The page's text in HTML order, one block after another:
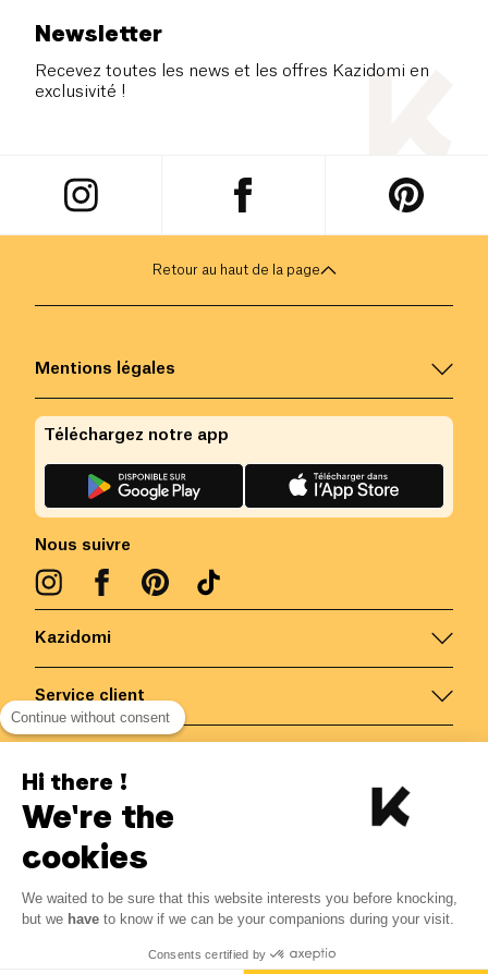
Newsletter
Recevez toutes les news et les offres Kazidomi en
exclusivité !
Retour au haut de la page
Kazidomi
Service client
Mentions légales
Nous suivre
Téléchargez notre app
Belgique/FR
Tous droits réservés
Continue without consent
Hi there !
We're the
cookies
We waited to be sure that this website interests you before knocking,
but we have to know if we can be your companions during your visit.
Consents certified by